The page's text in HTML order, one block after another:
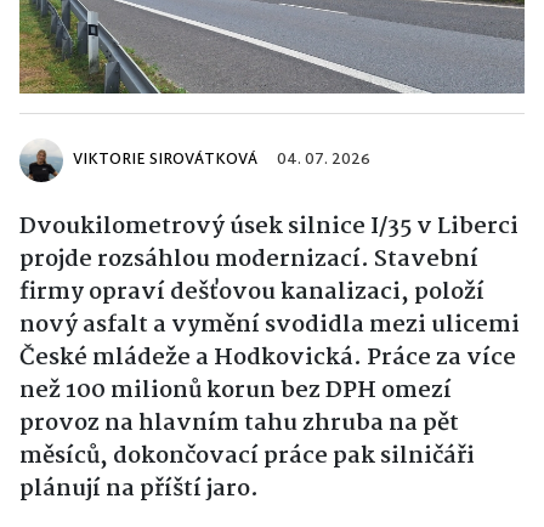
VIKTORIE SIROVÁTKOVÁ 04. 07. 2026
Dvoukilometrový úsek silnice I/35 v Liberci
projde rozsáhlou modernizací. Stavební
firmy opraví dešťovou kanalizaci, položí
nový asfalt a vymění svodidla mezi ulicemi
České mládeže a Hodkovická. Práce za více
než 100 milionů korun bez DPH omezí
provoz na hlavním tahu zhruba na pět
měsíců, dokončovací práce pak silničáři
plánují na příští jaro.